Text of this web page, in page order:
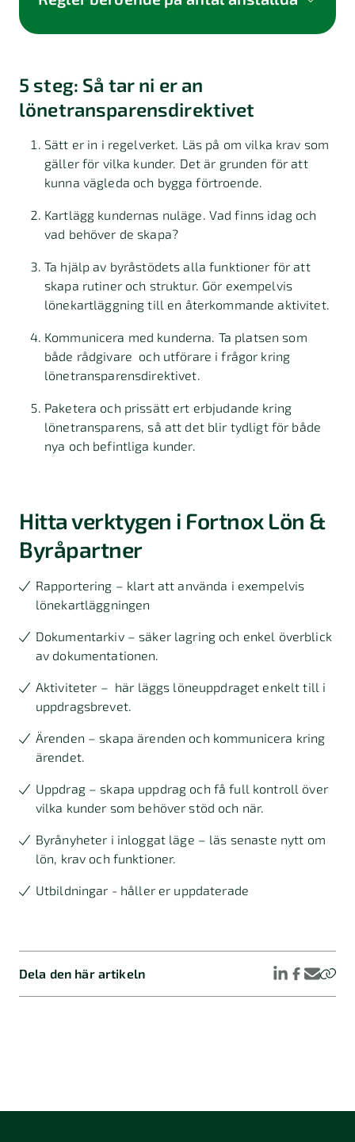
Gör en årlig skriftlig lönekartläggning.
Ange lön eller lönespann vid rekrytering.
Gör dina lönekriterier tydliga och
Gör en årlig skriftlig lönekartläggning.
Ange lön eller lönespann vid rekrytering.
Gör dina lönekriterier tydliga och
könsneutrala.
+ Analysera om kvinnor och män har lika
lön för lika eller likvärdigt arbete.
+ Dokumentera och åtgärda eventuella
osakliga skillnader.
Gör en årlig skriftlig lönekartläggning.
Gör dina lönekriterier tydliga och
könsneutrala.
Analysera om kvinnor och män har lika lön
Jämför löneutveckling för anställda som
Dokumentera och åtgärda eventuella
+ Rapportera årligen löneskillnader till
+ Redovisa könsfördelning och
genomsnittslöner per kategori.
skillnader.
5 steg: Så tar ni er an
lönetransparensdirektivet
Sätt er in i regelverket. Läs på om vilka krav som
gäller för vilka kunder. Det är grunden för att
kunna vägleda och bygga förtroende.
Kartlägg kundernas nuläge. Vad finns idag och
vad behöver de skapa?
Ta hjälp av byråstödets alla funktioner för att
skapa rutiner och struktur. Gör exempelvis
lönekartläggning till en återkommande aktivitet.
Kommunicera med kunderna. Ta platsen som
både rådgivare och utförare i frågor kring
lönetransparensdirektivet.
Paketera och prissätt ert erbjudande kring
lönetransparens, så att det blir tydligt för både
nya och befintliga kunder.
Hitta verktygen i Fortnox Lön &
Byråpartner
Rapportering – klart att använda i exempelvis
lönekartläggningen
Dokumentarkiv – säker lagring och enkel överblick
av dokumentationen.
Aktiviteter – här läggs löneuppdraget enkelt till i
uppdragsbrevet.
Ärenden – skapa ärenden och kommunicera kring
ärendet.
Uppdrag – skapa uppdrag och få full kontroll över
vilka kunder som behöver stöd och när.
Byrånyheter i inloggat läge – läs senaste nytt om
lön, krav och funktioner.
Utbildningar - håller er uppdaterade
Dela den här artikeln